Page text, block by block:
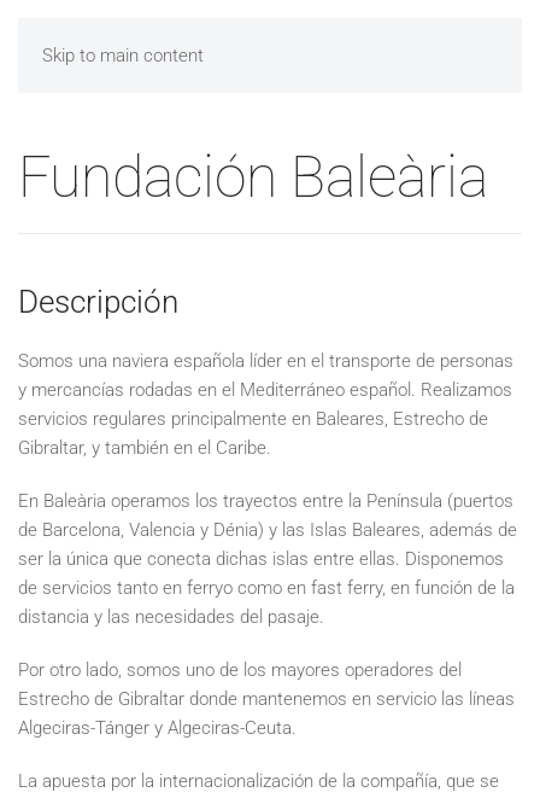
Skip to main content
Fundación Baleària
Descripción
Somos una naviera española líder en el transporte de personas
y mercancías rodadas en el Mediterráneo español. Realizamos
servicios regulares principalmente en Baleares, Estrecho de
Gibraltar, y también en el Caribe.
En Baleària operamos los trayectos entre la Península (puertos
de Barcelona, Valencia y Dénia) y las Islas Baleares, además de
ser la única que conecta dichas islas entre ellas. Disponemos
de servicios tanto en ferryo como en fast ferry, en función de la
distancia y las necesidades del pasaje.
Por otro lado, somos uno de los mayores operadores del
Estrecho de Gibraltar donde mantenemos en servicio las líneas
Algeciras-Tánger y Algeciras-Ceuta.
La apuesta por la internacionalización de la compañía, que se